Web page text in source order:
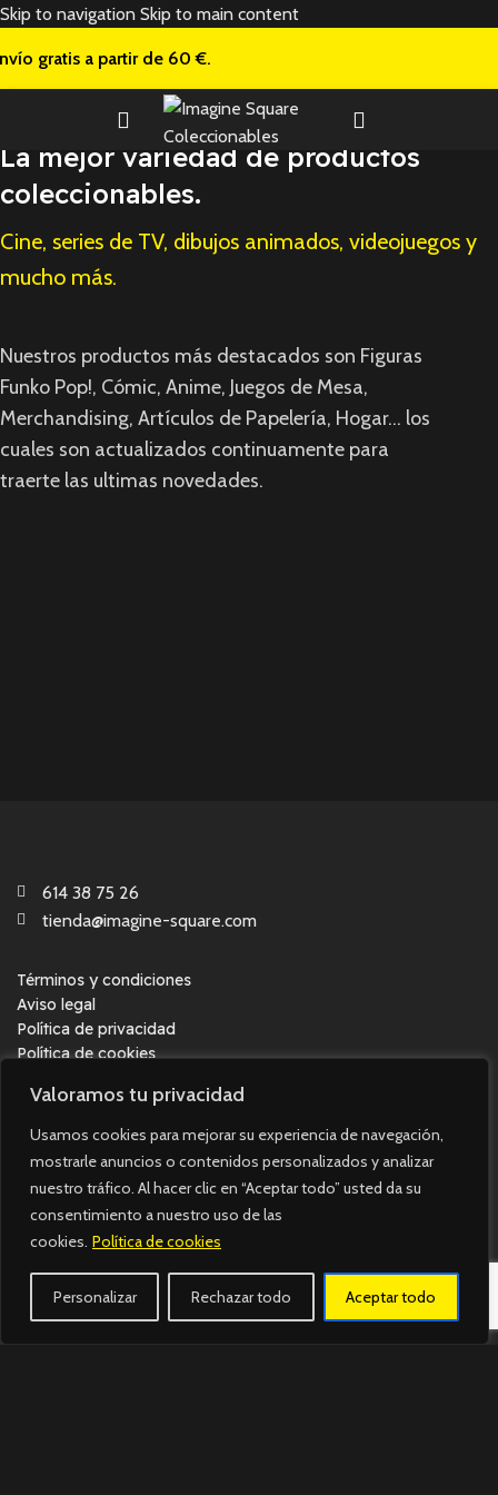
Valoramos tu privacidad
Usamos cookies para mejorar su experiencia de navegación,
mostrarle anuncios o contenidos personalizados y analizar
nuestro tráfico. Al hacer clic en “Aceptar todo” usted da su
consentimiento a nuestro uso de las
cookies. Política de cookies
Personalizar Rechazar todo Aceptar todo
Skip to navigation Skip to main content
gratis a partir de 60 €.
La mejor variedad de productos
coleccionables.
Cine, series de TV, dibujos animados, videojuegos y
mucho más.
Nuestros productos más destacados son Figuras
Funko Pop!, Cómic, Anime, Juegos de Mesa,
Merchandising, Artículos de Papelería, Hogar... los
cuales son actualizados continuamente para
traerte las ultimas novedades.
614 38 75 26
tienda@imagine-square.com
Términos y condiciones
Aviso legal
Política de privacidad
Política de cookies
Síguenos.
Únete a nosotros en Instagram y Tiktok o búscanos Wallapop,
¡y no te pierdas nuestras noticias y promociones!